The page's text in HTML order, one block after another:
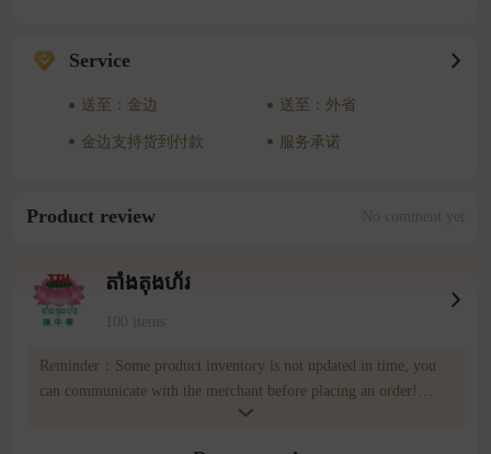
Service
送至：金边 送至：外省
金边支持货到付款 服务承诺
Product review No comment yet
តាំងតុងហ័រ
100 items
Reminder：Some product inventory is not updated in time, you
can communicate with the merchant before placing an order!